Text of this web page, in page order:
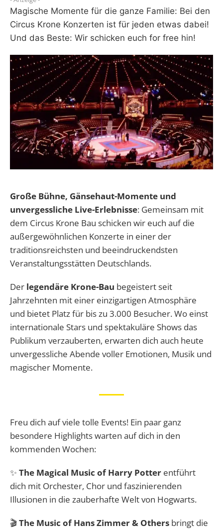
WEBRADIO
Magische Momente für die ganze Familie: Bei den
Circus Krone Konzerten ist für jeden etwas dabei!
Und das Beste: Wir schicken euch for free hin!
Große Bühne, Gänsehaut-Momente und
unvergessliche Live-Erlebnisse: Gemeinsam mit
dem Circus Krone Bau schicken wir euch auf die
außergewöhnlichen Konzerte in einer der
traditionsreichsten und beeindruckendsten
Veranstaltungsstätten Deutschlands.
Der legendäre Krone-Bau begeistert seit
Jahrzehnten mit einer einzigartigen Atmosphäre
und bietet Platz für bis zu 3.000 Besucher. Wo einst
internationale Stars und spektakuläre Shows das
Publikum verzauberten, erwarten dich auch heute
unvergessliche Abende voller Emotionen, Musik und
magischer Momente.
Freu dich auf viele tolle Events! Ein paar ganz
besondere Highlights warten auf dich in den
kommenden Wochen:
✨ The Magical Music of Harry Potter entführt
dich mit Orchester, Chor und faszinierenden
Illusionen in die zauberhafte Welt von Hogwarts.
🎬The Music of Hans Zimmer & Others bringt die